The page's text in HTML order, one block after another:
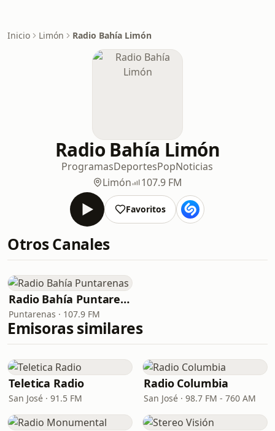
Inicio Limón Radio Bahía Limón
Radio Bahía Limón
ProgramasDeportesPopNoticias
Limón
107.9 FM
Favoritos
Otros Canales
Radio Bahía Puntarenas
Puntarenas · 107.9 FM
Emisoras similares
Teletica Radio
San José · 91.5 FM
Radio Columbia
San José · 98.7 FM - 760 AM